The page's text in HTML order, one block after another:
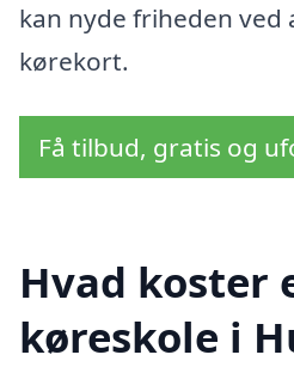
kan nyde friheden ved
kørekort.
Få tilbud, gratis og
Hvad koster
køreskole i